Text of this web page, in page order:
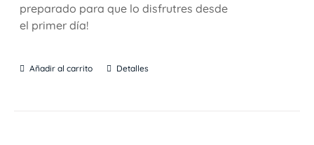
preparado para que lo disfrutres desde
el primer día!
Añadir al carrito Detalles